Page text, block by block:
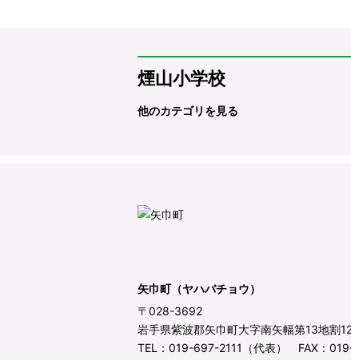
煙山小学校
他のカテゴリを見る
矢巾町（ヤハバチョウ）
〒028-3692
岩手県紫波郡矢巾町大字南矢幅第13地割
TEL：019-697-2111（代表） FAX：